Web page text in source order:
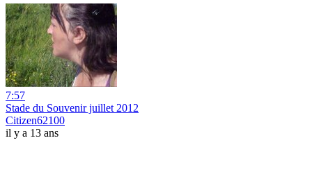
7:57
Stade du Souvenir juillet 2012
Citizen62100
il y a 13 ans